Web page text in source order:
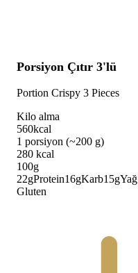
Porsiyon Çıtır 3'lü
Portion Crispy 3 Pieces
Kilo alma
560kcal
1 porsiyon (~200 g)
280 kcal
100g
22gProtein16gKarb15gYağ
Gluten